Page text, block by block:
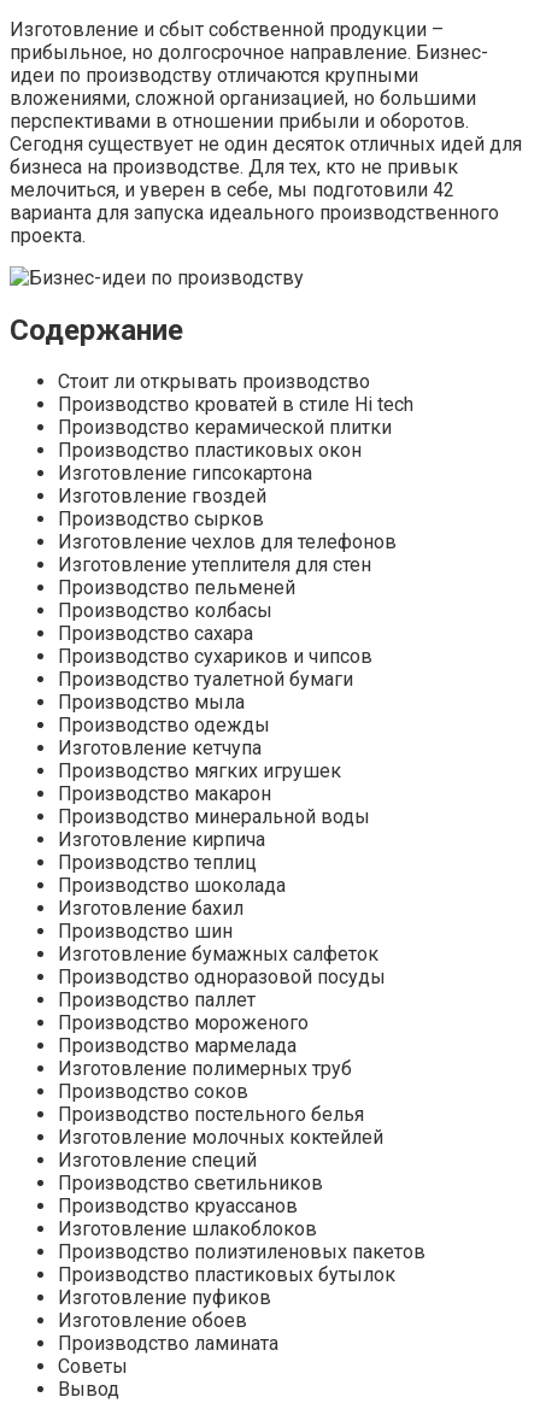
Изготовление и сбыт собственной продукции –
прибыльное, но долгосрочное направление. Бизнес-
идеи по производству отличаются крупными
вложениями, сложной организацией, но большими
перспективами в отношении прибыли и оборотов.
Сегодня существует не один десяток отличных идей для
бизнеса на производстве. Для тех, кто не привык
мелочиться, и уверен в себе, мы подготовили 42
варианта для запуска идеального производственного
проекта.
Содержание
Стоит ли открывать производство
Производство кроватей в стиле Hi tech
Производство керамической плитки
Производство пластиковых окон
Изготовление гипсокартона
Изготовление гвоздей
Производство сырков
Изготовление чехлов для телефонов
Изготовление утеплителя для стен
Производство пельменей
Производство колбасы
Производство сахара
Производство сухариков и чипсов
Производство туалетной бумаги
Производство мыла
Производство одежды
Изготовление кетчупа
Производство мягких игрушек
Производство макарон
Производство минеральной воды
Изготовление кирпича
Производство теплиц
Производство шоколада
Изготовление бахил
Производство шин
Изготовление бумажных салфеток
Производство одноразовой посуды
Производство паллет
Производство мороженого
Производство мармелада
Изготовление полимерных труб
Производство соков
Производство постельного белья
Изготовление молочных коктейлей
Изготовление специй
Производство светильников
Производство круассанов
Изготовление шлакоблоков
Производство полиэтиленовых пакетов
Производство пластиковых бутылок
Изготовление пуфиков
Изготовление обоев
Производство ламината
Советы
Вывод